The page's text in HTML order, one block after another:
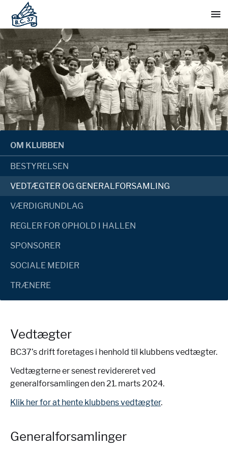
OM KLUBBEN
BESTYRELSEN
VEDTÆGTER OG GENERALFORSAMLING
VÆRDIGRUNDLAG
REGLER FOR OPHOLD I HALLEN
SPONSORER
SOCIALE MEDIER
TRÆNERE
Vedtægter
BC37’s drift foretages i henhold til klubbens vedtægter.
Vedtægterne er senest revidereret ved
generalforsamlingen den 21. marts 2024.
Klik her for at hente klubbens vedtægter.
Generalforsamlinger